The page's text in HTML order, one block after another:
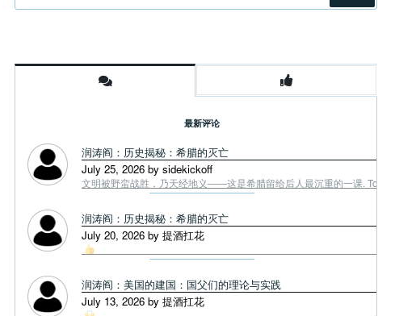
索
最新评论
润涛阎：历史揭秘：希腊的灭亡
July 25, 2026 by sidekickoff
文明被野蛮战胜，乃天经地义——这是希腊留给后人最沉重的一课. Tough
润涛阎：历史揭秘：希腊的灭亡
July 20, 2026 by 提酒扛花
润涛阎：美国的建国：国父们的理论与实践
July 13, 2026 by 提酒扛花